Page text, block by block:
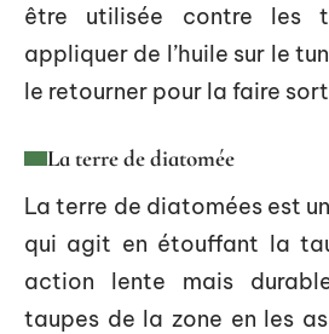
être utilisée contre les
appliquer de l’huile sur le
le retourner pour la faire
La terre de diatomée
La terre de diatomées est
qui agit en étouffant la
action lente mais
taupes de la zone en les